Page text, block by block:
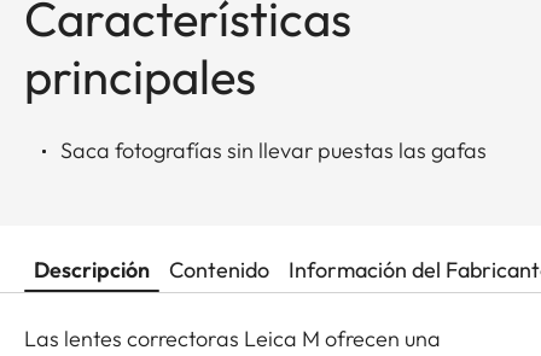
Características
principales
Saca fotografías sin llevar puestas las gafas
Descripción Contenido Información del
Las lentes correctoras Leica M ofrecen una